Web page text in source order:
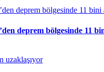
deprem bölgesinde 11